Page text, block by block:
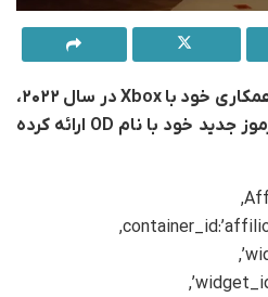
هیدئو کوجیما پس از اعلام همکاری خود با Xbox در سال ۲۰۲۲،
اکنون نگاه تازه‌ای از بازی مرموز جدید خود با نام OD ارائه کرده